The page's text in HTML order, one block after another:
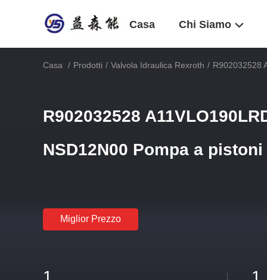
Casa Chi Siamo
Casa / Prodotti / Valvola Idraulica Rexroth / R902032528
R902032528
NSD12N00 Pompa a
Miglior Prezzo